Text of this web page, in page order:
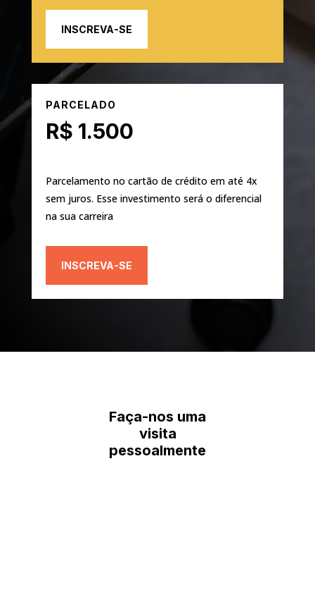
INSCREVA-SE
PARCELADO
R$ 1.500
Parcelamento no cartão de crédito em até 4x
sem juros. Esse investimento será o diferencial
na sua carreira
INSCREVA-SE
Faça-nos uma
visita
pessoalmente